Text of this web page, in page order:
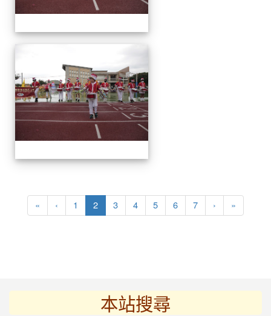
會
« ‹ 1 2(current)
3 4 5 6 7 › »
本站搜尋